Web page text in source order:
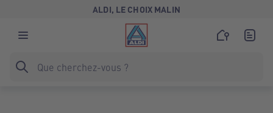
ALDI, LE CHOIX MALIN